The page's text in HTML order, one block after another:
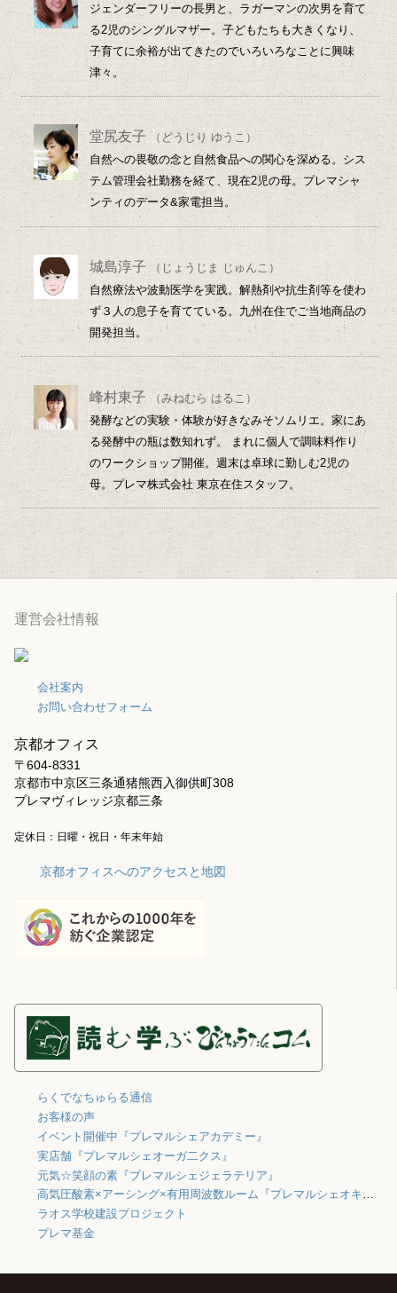
ジェンダーフリーの長男と、ラガーマンの次男を育て
る2児のシングルマザー。子どもたちも大きくなり、
子育てに余裕が出てきたのでいろいろなことに興味
津々。
堂尻友子
（どうじり ゆうこ）
自然への畏敬の念と自然食品への関心を深める。シス
テム管理会社勤務を経て、現在2児の母。プレマシャ
ンティのデータ&家電担当。
城島淳子
（じょうじま じゅんこ）
自然療法や波動医学を実践。解熱剤や抗生剤等を使わ
ず３人の息子を育てている。九州在住でご当地商品の
開発担当。
峰村東子
（みねむら はるこ）
発酵などの実験・体験が好きなみそソムリエ。家にあ
る発酵中の瓶は数知れず。 まれに個人で調味料作り
のワークショップ開催。週末は卓球に勤しむ2児の
母。プレマ株式会社 東京在住スタッフ。
運営会社情報
会社案内
お問い合わせフォーム
京都オフィス
〒604-8331
京都市中京区三条通猪熊西入御供町308
プレマヴィレッジ京都三条
定休日：日曜・祝日・年末年始
京都オフィスへのアクセスと地図
らくでなちゅらる通信
お客様の声
イベント開催中『プレマルシェアカデミー』
実店舗『プレマルシェオーガ二クス』
元気☆笑顔の素『プレマルシェジェラテリア』
高気圧酸素×アーシング×有用周波数ルーム『プレマルシェオキシジェン』
ラオス学校建設プロジェクト
プレマ基金